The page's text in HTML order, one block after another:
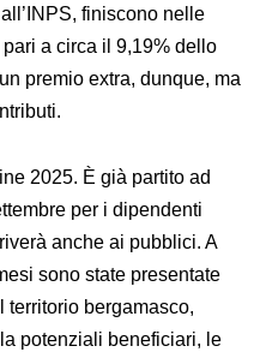
finiscono nelle
a circa il 9,19% dello
premio extra, dunque, ma
2025. È già partito ad
per i dipendenti
anche ai pubblici. A
sono state presentate
territorio bergamasco,
potenziali beneficiari, le